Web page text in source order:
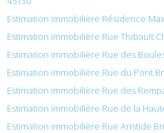
Estimation immobilière Résidence
Estimation immobilière Rue Thibault
Estimation immobilière Rue des
Estimation immobilière Rue du Pont
Estimation immobilière Rue des
Estimation immobilière Rue de la
Estimation immobilière Rue Aristide